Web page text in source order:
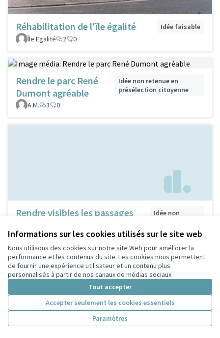
Informations sur les cookies utilisés sur le site web
Nous utilisons des cookies sur notre site Web pour améliorer la
performance et les contenus du site. Les cookies nous permettent
de fournir une expérience utilisateur et un contenu plus
personnalisés à partir de nos canaux de médias sociaux.
Tout accepter
Accepter seulement les cookies essentiels
Paramètres
Réhabilitation de l'île égalité
Idée faisable
Île Egalité
2 0
Rendre le parc René
Dumont agréable
Idée non retenue en
présélection citoyenne
A.M.
3 0
Rendre visibles les passages
Idée non
Bardy
1 0